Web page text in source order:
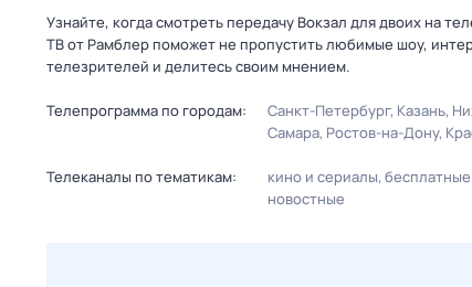
Узнайте, когда смотреть передачу Вокзал для двоих на
ТВ от Рамблер поможет не пропустить любимые шоу,
телезрителей и делитесь своим мнением.
Телепрограмма по городам: Санкт-Петербург Казань
Самара Ростов-на-Дону
Телеканалы по тематикам: кино и сериалы
новостные